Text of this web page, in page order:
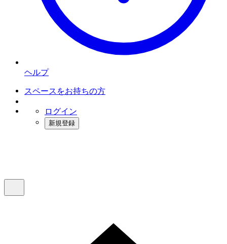
ヘルプ
スペースをお持ちの方
ログイン
新規登録